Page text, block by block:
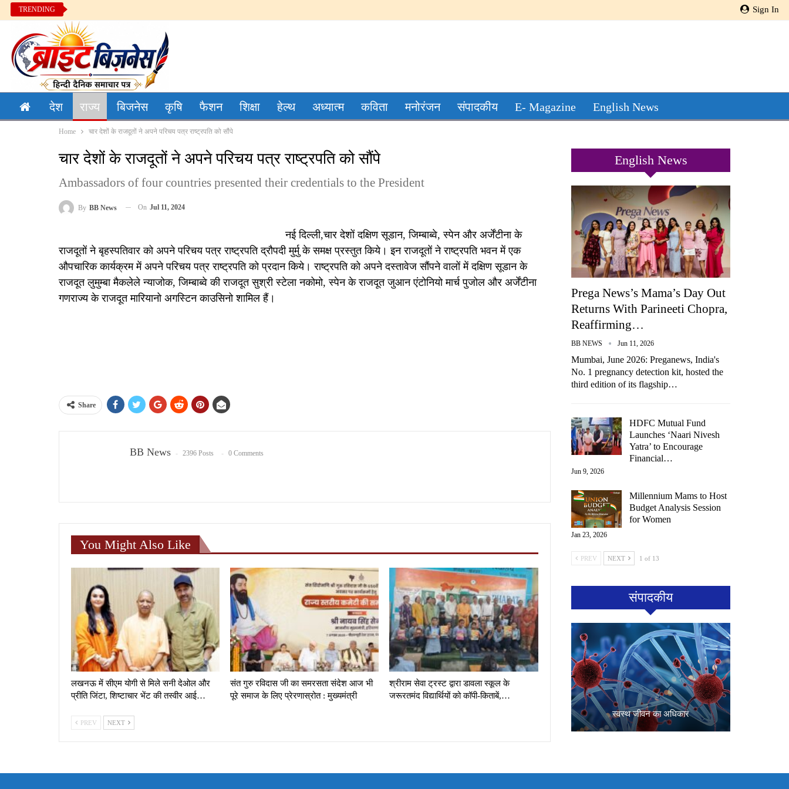
Sign In
TRENDING
देश राज्य बिजनेस कृषि फैशन शिक्षा हेल्थ अध्यात्म कविता मनोरंजन संपादकीय E- Magazine English News
Home चार देशों के राजदूतों ने अपने परिचय पत्र राष्ट्रपति को सौंपे
चार देशों के राजदूतों ने अपने परिचय पत्र राष्ट्रपति को सौंपे
Ambassadors of four countries presented their credentials to the President
By BB News On Jul 11, 2024
नई दिल्ली,चार देशों दक्षिण सूडान, जिम्बाब्वे, स्पेन और अर्जेंटीना के
राजदूतों ने बृहस्पतिवार को अपने परिचय पत्र राष्ट्रपति द्रौपदी मुर्मु के समक्ष प्रस्तुत किये। इन राजदूतों ने राष्ट्रपति भवन में एक
औपचारिक कार्यक्रम में अपने परिचय पत्र राष्ट्रपति को प्रदान किये। राष्ट्रपति को अपने दस्तावेज सौंपने वालों में दक्षिण सूडान के
राजदूत लुमुम्बा मैकलेले न्याजोक, जिम्बाब्वे की राजदूत सुश्री स्टेला नकोमो, स्पेन के राजदूत जुआन एंटोनियो मार्च पुजोल और अर्जेंटीना
गणराज्य के राजदूत मारियानो अगस्टिन काउसिनो शामिल हैं।
Share
BB News 2396 Posts 0 Comments
You Might Also Like
लखनऊ में सीएम योगी से मिले सनी देओल और
प्रीति जिंटा, शिष्टाचार भेंट की तस्वीर आई…
संत गुरु रविदास जी का समरसता संदेश आज भी
पूरे समाज के लिए प्रेरणास्रोत : मुख्यमंत्री
श्रीराम सेवा ट्रस्ट द्वारा डावला स्कूल के
जरूरतमंद विद्यार्थियों को कॉपी-किताबें,…
PREV NEXT
English News
Prega News’s Mama’s Day Out
Returns With Parineeti Chopra,
Reaffirming…
BB NEWS Jun 11, 2026
Mumbai, June 2026: Preganews, India's
No. 1 pregnancy detection kit, hosted the
third edition of its flagship…
HDFC Mutual Fund
Launches ‘Naari Nivesh
Yatra’ to Encourage
Financial…
Jun 9, 2026
Millennium Mams to Host
Budget Analysis Session
for Women
Jan 23, 2026
PREV NEXT 1 of 13
संपादकीय
स्वस्थ जीवन का अधिकार